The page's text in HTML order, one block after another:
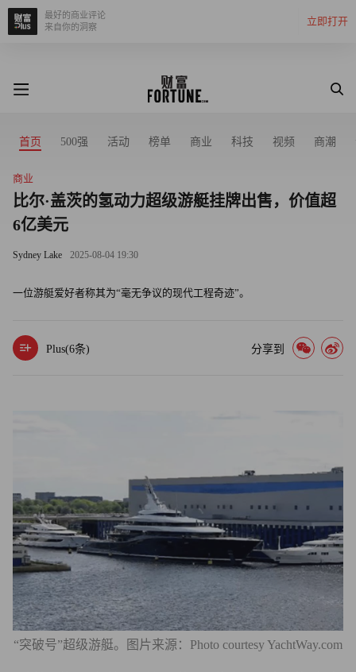
立即打开
最好的商业评论
来自你的洞察
首页 500强 活动 榜单 商业 科技 视频 商潮
商业
比尔·盖茨的氢动力超级游艇挂牌出售，价值超
6亿美元
Sydney Lake 2025-08-04 19:30
一位游艇爱好者称其为“毫无争议的现代工程奇迹”。
Plus(6条) 分享到
“突破号”超级游艇。图片来源：Photo courtesy YachtWay.com